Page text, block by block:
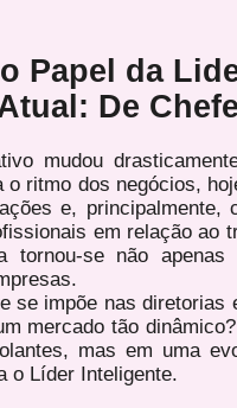
Papel da
De
mudou
o ritmo dos negócios,
e, principalmente,
em relação ao
tornou-se não
se impõe nas
mercado tão
mas em uma
o Líder Inteligente.